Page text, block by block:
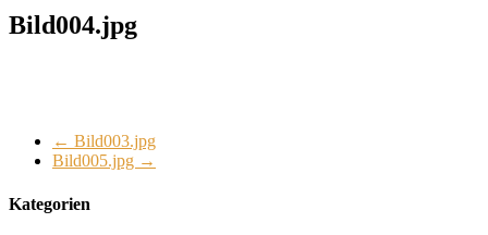
Bild004.jpg
← Bild003.jpg
Bild005.jpg →
Kategorien